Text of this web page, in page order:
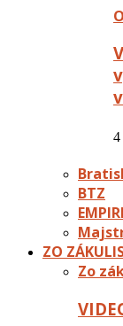
4
BTZ
ZO
Zo